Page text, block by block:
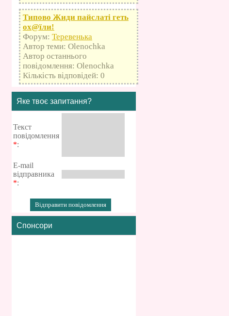
Типово Жиди пайслаті геть
оx@їли!
Форум: Теревенька
Автор теми: Olenochka
Автор останнього
повідомлення: Olenochka
Кількість відповідей: 0
Яке твоє запитання?
Текст
повідомлення
*:
E-mail
відправника
*:
Спонсори